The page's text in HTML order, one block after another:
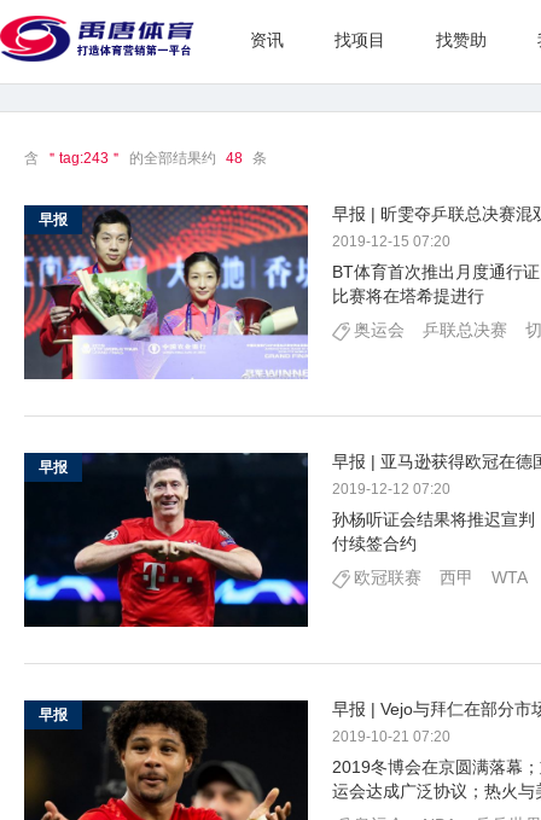
资讯 找项目 找赞助
含 ＂tag:243＂ 的全部结果约 48 条
早报 | 昕雯夺乒联总决赛混
2019-12-15 07:20
BT体育首次推出月度通行
比赛将在塔希提进行
奥运会
乒联总决赛
早报
早报 | 亚马逊获得欧冠在德
2019-12-12 07:20
孙杨听证会结果将推迟宣
付续签合约
欧冠联赛
西甲 WTA
早报
早报 | Vejo与拜仁在部分市
2019-10-21 07:20
2019冬博会在京圆满落幕
运会达成广泛协议；热火
早报